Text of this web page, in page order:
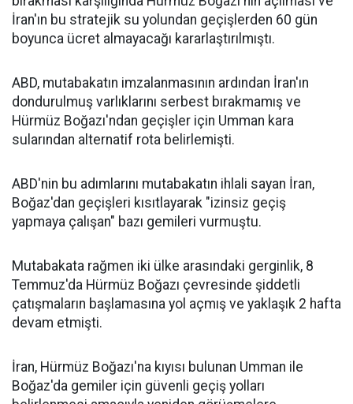
İran'ın bu stratejik su yolundan geçişlerden 60 gün
boyunca ücret almayacağı kararlaştırılmıştı.
ABD, mutabakatın imzalanmasının ardından İran'ın
dondurulmuş varlıklarını serbest bırakmamış ve
Hürmüz Boğazı'ndan geçişler için Umman kara
sularından alternatif rota belirlemişti.
ABD'nin bu adımlarını mutabakatın ihlali sayan İran,
Boğaz'dan geçişleri kısıtlayarak "izinsiz geçiş
yapmaya çalışan" bazı gemileri vurmuştu.
Mutabakata rağmen iki ülke arasındaki gerginlik, 8
Temmuz'da Hürmüz Boğazı çevresinde şiddetli
çatışmaların başlamasına yol açmış ve yaklaşık 2 hafta
devam etmişti.
İran, Hürmüz Boğazı'na kıyısı bulunan Umman ile
Boğaz'da gemiler için güvenli geçiş yolları